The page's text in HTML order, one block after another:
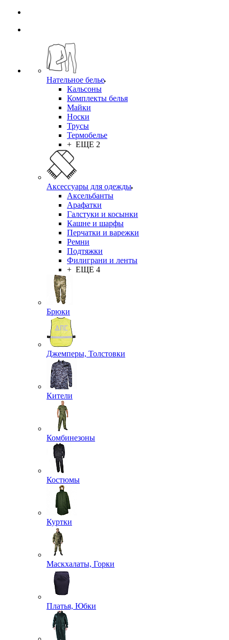
Нательное белье
Кальсоны
Комплекты белья
Майки
Носки
Трусы
Термобелье
+ ЕЩЕ 2
Аксессуары для одежды
Аксельбанты
Арафатки
Галстуки и косынки
Кашне и шарфы
Перчатки и варежки
Ремни
Подтяжки
Филиграни и ленты
+ ЕЩЕ 4
Брюки
Джемперы, Толстовки
Кители
Комбинезоны
Костюмы
Куртки
Маскхалаты, Горки
Платья, Юбки